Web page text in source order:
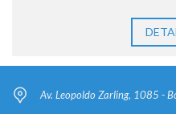
Av. Leopoldo Zarling, 1085 -